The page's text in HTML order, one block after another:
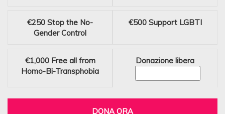
€250 Stop the No-
Gender Control
€500 Support LGBTI
€1,000 Free all from
Homo-Bi-Transphobia
Donazione libera
DONA ORA